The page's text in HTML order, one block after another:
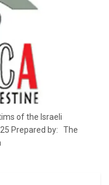
of the Israeli
Prepared by: The